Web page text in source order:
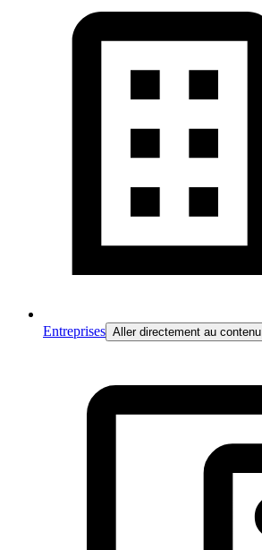
Entreprises Aller directement au contenu